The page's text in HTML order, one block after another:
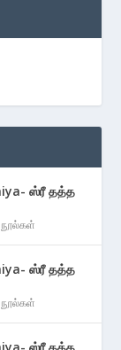
ஸ்ரீ தத்த
ஸ்ரீ தத்த
ஸ்ரீ தத்த